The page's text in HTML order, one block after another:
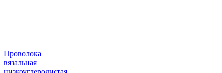
Проволока
вязальная
низкоуглеродистая